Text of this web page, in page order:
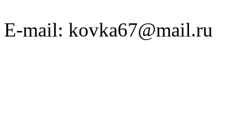
E-mail: kovka67@mail.ru